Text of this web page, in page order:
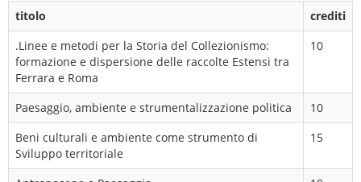
titolo
crediti
.Linee e metodi per la Storia del Collezionismo:
formazione e dispersione delle raccolte Estensi tra
Ferrara e Roma
10
Paesaggio, ambiente e strumentalizzazione politica
10
Beni culturali e ambiente come strumento di
Sviluppo territoriale
15